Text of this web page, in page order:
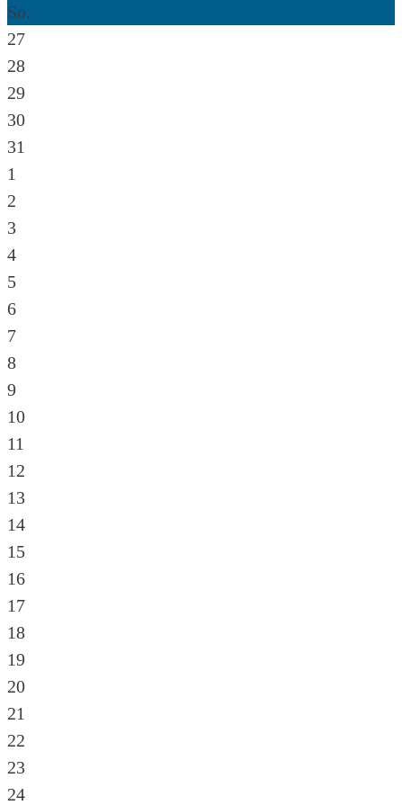
So.
27
28
29
30
31
1
2
3
4
5
6
7
8
9
10
11
12
13
14
15
16
17
18
19
20
21
22
23
24